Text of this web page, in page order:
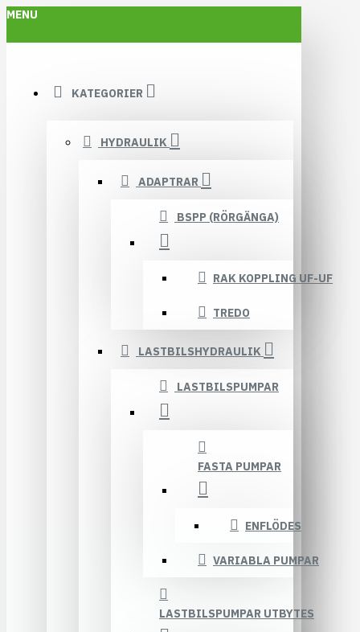
MENU
KATEGORIER
HYDRAULIK
ADAPTRAR
BSPP (RÖRGÄNGA)
RAK KOPPLING UF-UF
TREDO
LASTBILSHYDRAULIK
LASTBILSPUMPAR
FASTA PUMPAR
ENFLÖDES
VARIABLA PUMPAR
LASTBILSPUMPAR UTBYTES